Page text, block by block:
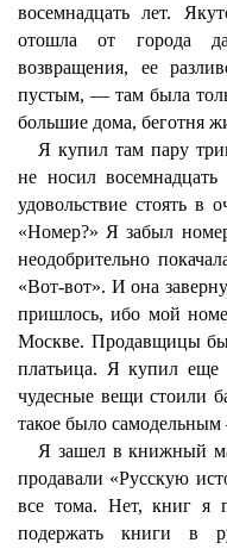
восемнадцать лет.
отошла от города
возвращения, ее
пустым, — там была
большие дома, беготня
Я купил там пару
не носил восемнадцать
удовольствие стоять в
«Номер?» Я забыл
неодобрительно
«Вот-вот». И она
пришлось, ибо мой
Москве. Продавщицы
платьица. Я купил
чудесные вещи стоили
такое было
Я зашел в книжный
продавали «Русскую
все тома. Нет, книг я
подержать книги в